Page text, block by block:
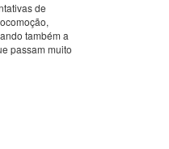
de
também a
passam muito